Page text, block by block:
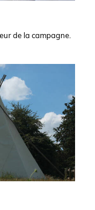
de la campagne.